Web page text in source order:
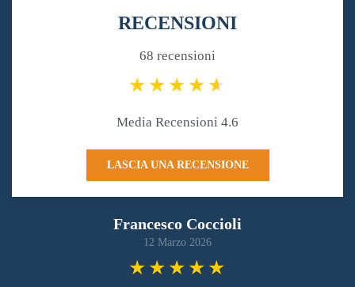
RECENSIONI
68 recensioni
Media Recensioni 4.6
LASCIA UNA RECENSIONE
Francesco Coccioli
12 Marzo 2026